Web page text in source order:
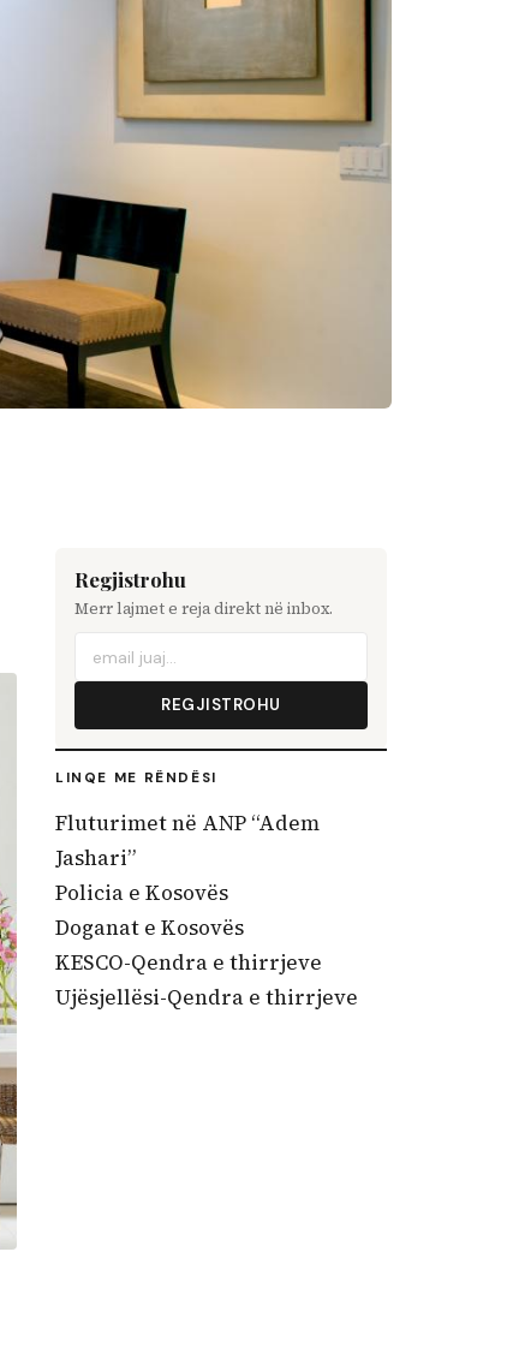
Regjistrohu
Merr lajmet e reja direkt në inbox.
REGJISTROHU
LINQE ME RËNDËSI
Fluturimet në ANP “Adem
Jashari”
Policia e Kosovës
Doganat e Kosovës
KESCO-Qendra e thirrjeve
Ujësjellësi-Qendra e thirrjeve